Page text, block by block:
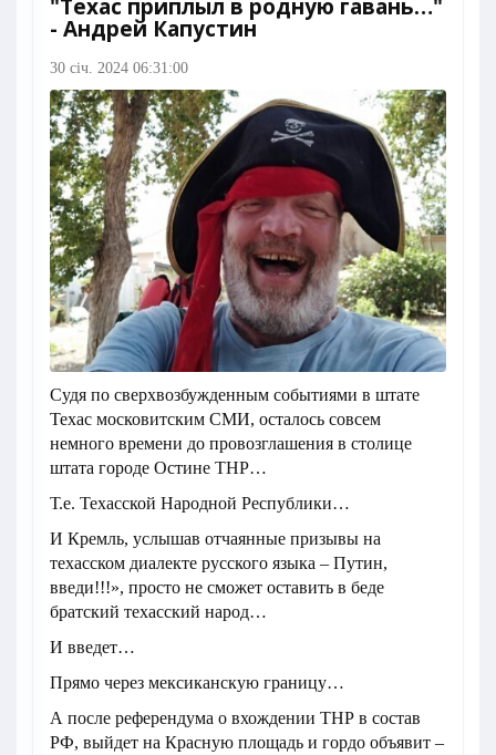
"Техас приплыл в родную гавань…"
- Андрей Капустин
30 січ. 2024 06:31:00
Судя по сверхвозбужденным событиями в штате
Техас московитским СМИ, осталось совсем
немного времени до провозглашения в столице
штата городе Остине ТНР…
Т.е. Техасской Народной Республики…
И Кремль, услышав отчаянные призывы на
техасском диалекте русского языка – Путин,
введи!!!», просто не сможет оставить в беде
братский техасский народ…
И введет…
Прямо через мексиканскую границу…
А после референдума о вхождении ТНР в состав
РФ, выйдет на Красную площадь и гордо объявит –